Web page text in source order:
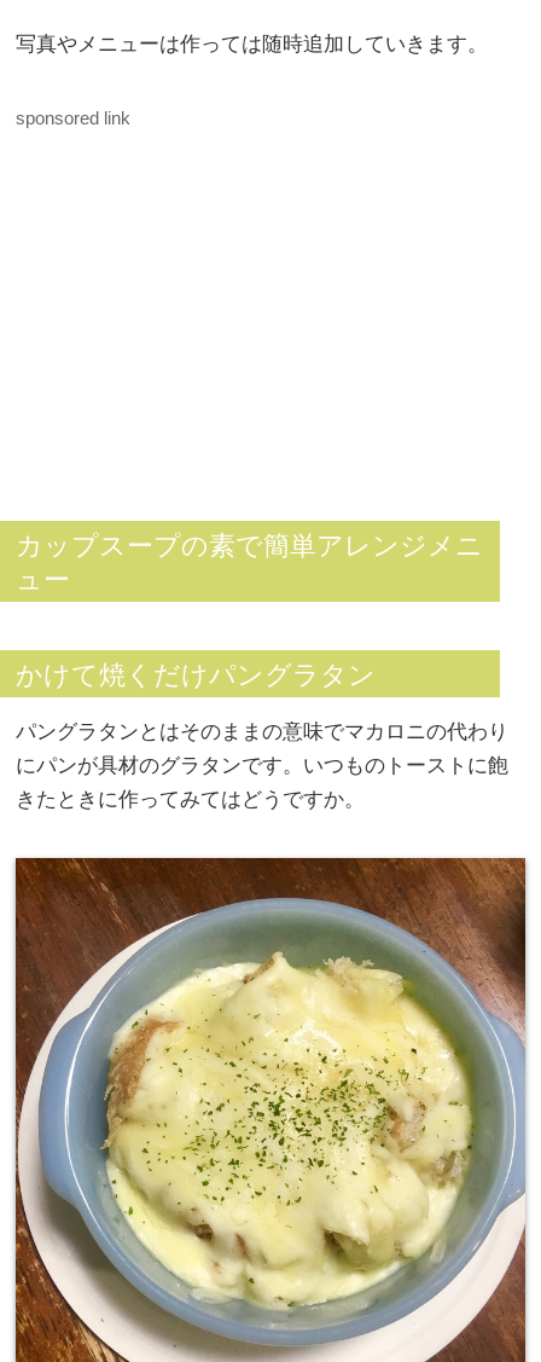
写真やメニューは作っては随時追加していきます。
sponsored link
カップスープの素で簡単アレンジメニ
ュー
かけて焼くだけパングラタン
パングラタンとはそのままの意味でマカロニの代わり
にパンが具材のグラタンです。いつものトーストに飽
きたときに作ってみてはどうですか。